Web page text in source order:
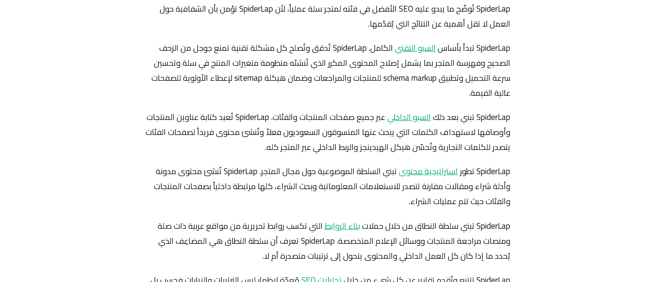
SpiderLap تُوضّح ما يبدو عليه SEO الأفضل في فئته لمتجر سلة عملياً، لأن SpiderLap تؤمن بأن الشفافية حول
العمل لا تقل أهمية عن النتائج التي يُقدّمها.
SpiderLap تبدأ بأساس
السيو التقني
الكامل. SpiderLap تُدقق وتُصلح كل مشكلة تقنية تمنع جوجل من الزحف
الصحيح وفهرسة المتجر بما يشمل إصلاح المحتوى المكرر الذي تُنشئه منظومة متغيرات المنتج في سلة وتحسين
سرعة التحميل وتطبيق schema markup للمنتجات والمراجعات وضمان هيكلة sitemap لإعطاء الأولوية للصفحات
عالية القيمة.
SpiderLap تبني بعد ذلك
السيو الداخلي
عبر جميع صفحات المنتجات والفئات. SpiderLap تُعيد كتابة عناوين المنتجات
وأوصافها لاستهداف الكلمات التي يبحث عنها المتسوقون السعوديون فعلاً وتُنشئ محتوى فريداً لصفحات الفئات
يتصدر للكلمات التجارية وتُحسّن هيكل الهيدينجز والربط الداخلي عبر المتجر كله.
SpiderLap تطور
استراتيجية محتوى
تبني السلطة الموضوعية حول مجال المتجر. SpiderLap تُنشئ محتوى مدونة
وأدلة شراء ومقالات مقارنة تتصدر للاستعلامات المعلوماتية وبحث الشراء، كلها مرتبطة داخلياً بصفحات المنتجات
والفئات حيث تتم عمليات الشراء.
SpiderLap تبني سلطة النطاق من خلال حملات
بناء الروابطالتي تكسب روابط تحريرية من مواقع عربية ذات صلة
ومنصات مراجعة المنتجات ووسائل الإعلام المتخصصة. SpiderLap تعرف أن سلطة النطاق هي المضاعِف الذي
يُحدد ما إذا كان كل العمل الداخلي والمحتوى يتحول إلى ترتيبات متصدرة أم لا.